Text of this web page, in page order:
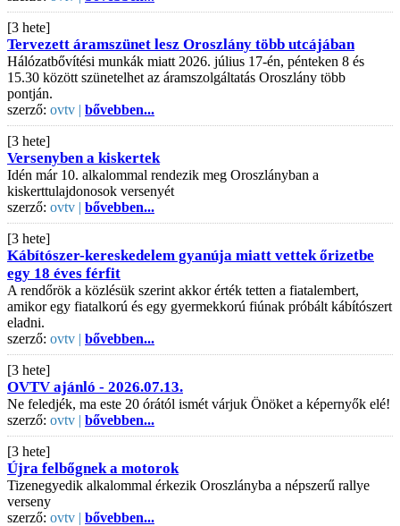
[3 hete]
Tervezett áramszünet lesz Oroszlány több utcájában
Hálózatbővítési munkák miatt 2026. július 17-én, pénteken 8 és
15.30 között szünetelhet az áramszolgáltatás Oroszlány több
pontján.
szerző: ovtv | bővebben...
[3 hete]
Versenyben a kiskertek
Idén már 10. alkalommal rendezik meg Oroszlányban a
kiskerttulajdonosok versenyét
szerző: ovtv | bővebben...
[3 hete]
Kábítószer-kereskedelem gyanúja miatt vettek őrizetbe
egy 18 éves férfit
A rendőrök a közlésük szerint akkor érték tetten a fiatalembert,
amikor egy fiatalkorú és egy gyermekkorú fiúnak próbált kábítószert
eladni.
szerző: ovtv | bővebben...
[3 hete]
OVTV ajánló - 2026.07.13.
Ne feledjék, ma este 20 órától ismét várjuk Önöket a képernyők elé!
szerző: ovtv | bővebben...
[3 hete]
Újra felbőgnek a motorok
Tizenegyedik alkalommal érkezik Oroszlányba a népszerű rallye
verseny
szerző: ovtv | bővebben...